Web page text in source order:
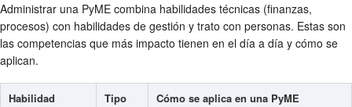
Administrar una PyME combina habilidades técnicas (finanzas,
procesos) con habilidades de gestión y trato con personas. Estas son
las competencias que más impacto tienen en el día a día y cómo se
aplican.
Habilidad Tipo Cómo se aplica en una PyME